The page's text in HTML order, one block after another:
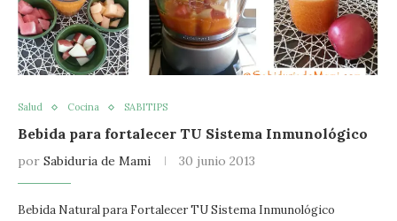
Salud Cocina SABITIPS
Bebida para fortalecer TU Sistema Inmunológico
por Sabiduria de Mami 30 junio 2013
Bebida Natural para Fortalecer TU Sistema Inmunológico